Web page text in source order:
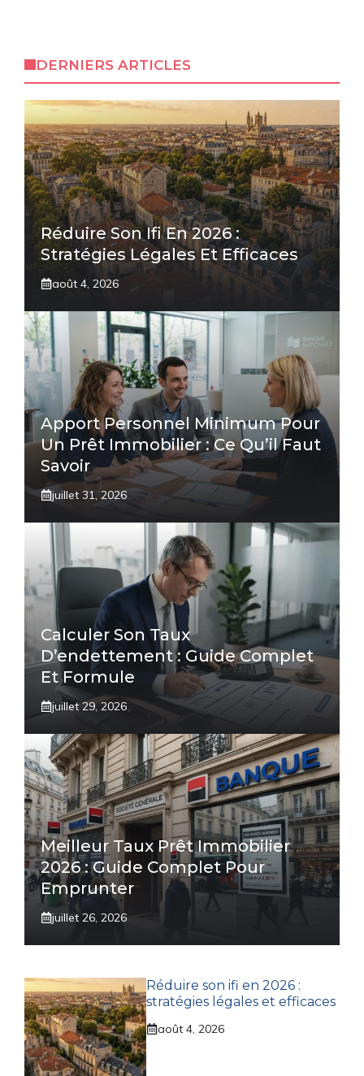
DERNIERS ARTICLES
Réduire Son Ifi En 2026 :
Stratégies Légales Et Efficaces
août 4, 2026
Apport Personnel Minimum Pour
Un Prêt Immobilier : Ce Qu’il Faut
Savoir
juillet 31, 2026
Calculer Son Taux
D’endettement : Guide Complet
Et Formule
juillet 29, 2026
Meilleur Taux Prêt Immobilier
2026 : Guide Complet Pour
Emprunter
juillet 26, 2026
Réduire son ifi en 2026 :
stratégies légales et efficaces
août 4, 2026